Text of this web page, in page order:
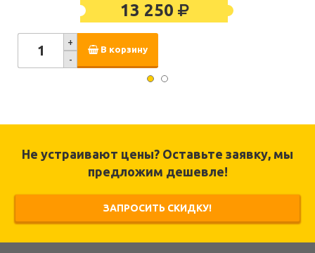
13 250
+
-
В корзину
Не устраивают цены? Оставьте заявку, мы
предложим дешевле!
ЗАПРОСИТЬ СКИДКУ!